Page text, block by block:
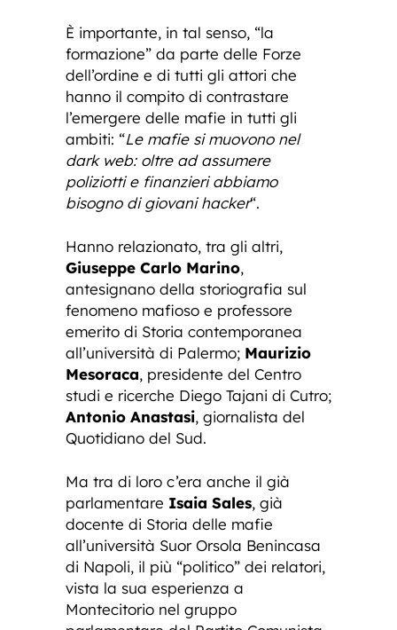
È importante, in tal senso, “la
formazione” da parte delle Forze
dell’ordine e di tutti gli attori che
hanno il compito di contrastare
l’emergere delle mafie in tutti gli
ambiti: “Le mafie si muovono nel
dark web: oltre ad assumere
poliziotti e finanzieri abbiamo
bisogno di giovani hacker“.
Hanno relazionato, tra gli altri,
Giuseppe Carlo Marino,
antesignano della storiografia sul
fenomeno mafioso e professore
emerito di Storia contemporanea
all’università di Palermo; Maurizio
Mesoraca, presidente del Centro
studi e ricerche Diego Tajani di Cutro;
Antonio Anastasi, giornalista del
Quotidiano del Sud.
Ma tra di loro c’era anche il già
parlamentare Isaia Sales, già
docente di Storia delle mafie
all’università Suor Orsola Benincasa
di Napoli, il più “politico” dei relatori,
vista la sua esperienza a
Montecitorio nel gruppo